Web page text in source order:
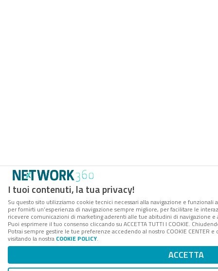
I tuoi contenuti, la tua privacy!
Su questo sito utilizziamo cookie tecnici necessari alla navigazione e funzionali
per fornirti un’esperienza di navigazione sempre migliore, per facilitare le
ricevere comunicazioni di marketing aderenti alle tue abitudini di navigazione e
Puoi esprimere il tuo consenso cliccando su ACCETTA TUTTI I COOKIE.
Potrai sempre gestire le tue preferenze accedendo al nostro COOKIE
visitando la nostra COOKIE POLICY.
ACCETTA